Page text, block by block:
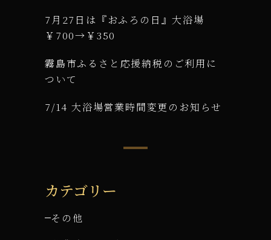
7月27日は『おふろの日』大浴場
￥700→￥350
霧島市ふるさと応援納税のご利用に
ついて
7/14 大浴場営業時間変更のお知らせ
カテゴリー
その他